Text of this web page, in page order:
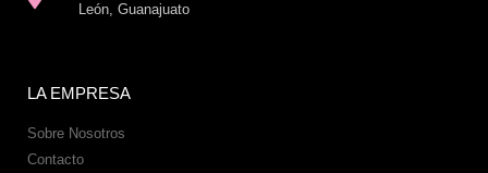
León, Guanajuato
LA EMPRESA
Sobre Nosotros
Contacto